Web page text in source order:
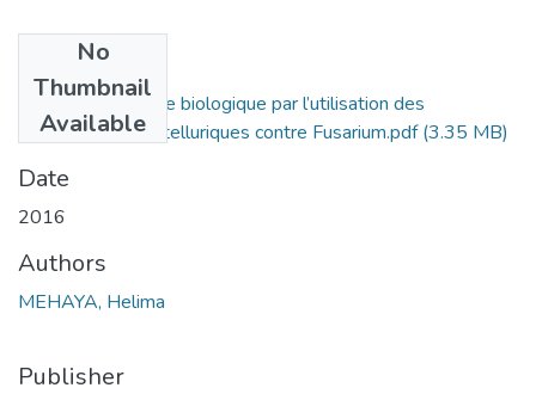
No
Thumbnail
Available
Possibilité de lutte biologique par l’utilisation des
microorganismes telluriques contre Fusarium.pdf(3.35 MB)
Date
2016
Authors
MEHAYA, Helima
Publisher